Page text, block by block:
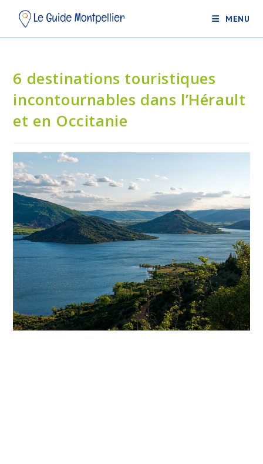
MENU
6 destinations touristiques
incontournables dans l’Hérault
et en Occitanie